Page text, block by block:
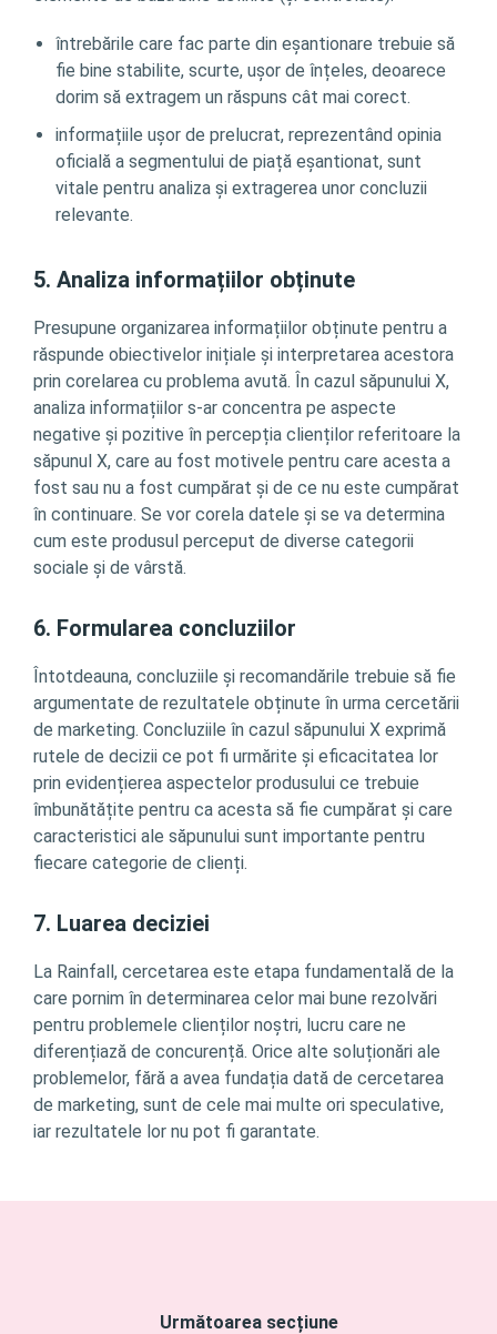
întrebările care fac parte din eșantionare trebuie să
fie bine stabilite, scurte, ușor de înțeles, deoarece
dorim să extragem un răspuns cât mai corect.
informațiile ușor de prelucrat, reprezentând opinia
oficială a segmentului de piață eșantionat, sunt
vitale pentru analiza și extragerea unor concluzii
relevante.
5. Analiza informațiilor obținute
Presupune organizarea informațiilor obținute pentru a
răspunde obiectivelor inițiale și interpretarea acestora
prin corelarea cu problema avută. În cazul săpunului X,
analiza informațiilor s-ar concentra pe aspecte
negative și pozitive în percepția clienților referitoare la
săpunul X, care au fost motivele pentru care acesta a
fost sau nu a fost cumpărat și de ce nu este cumpărat
în continuare. Se vor corela datele și se va determina
cum este produsul perceput de diverse categorii
sociale și de vârstă.
6. Formularea concluziilor
Întotdeauna, concluziile și recomandările trebuie să fie
argumentate de rezultatele obținute în urma cercetării
de marketing. Concluziile în cazul săpunului X exprimă
rutele de decizii ce pot fi urmărite și eficacitatea lor
prin evidențierea aspectelor produsului ce trebuie
îmbunătățite pentru ca acesta să fie cumpărat și care
caracteristici ale săpunului sunt importante pentru
fiecare categorie de clienți.
7. Luarea deciziei
La Rainfall, cercetarea este etapa fundamentală de la
care pornim în determinarea celor mai bune rezolvări
pentru problemele clienților noștri, lucru care ne
diferențiază de concurență. Orice alte soluționări ale
problemelor, fără a avea fundația dată de cercetarea
de marketing, sunt de cele mai multe ori speculative,
iar rezultatele lor nu pot fi garantate.
Următoarea secțiune